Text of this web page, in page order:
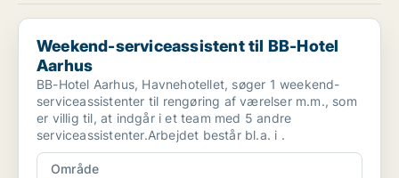
Weekend-serviceassistent til BB-Hotel Aarhus
Weekend-serviceassistent til BB-Hotel
Aarhus
BB-Hotel Aarhus, Havnehotellet, søger 1 weekend-
serviceassistenter til rengøring af værelser m.m., som
er villig til, at indgår i et team med 5 andre
serviceassistenter.Arbejdet består bl.a. i .
Område